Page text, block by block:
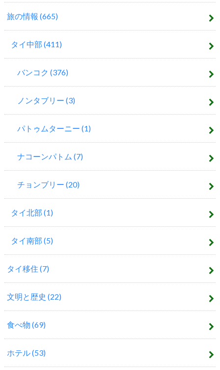
旅の情報 (665)
タイ中部 (411)
バンコク (376)
ノンタブリー (3)
パトゥムターニー (1)
ナコーンパトム (7)
チョンブリー (20)
タイ北部 (1)
タイ南部 (5)
タイ移住 (7)
文明と歴史 (22)
食べ物 (69)
ホテル(53)